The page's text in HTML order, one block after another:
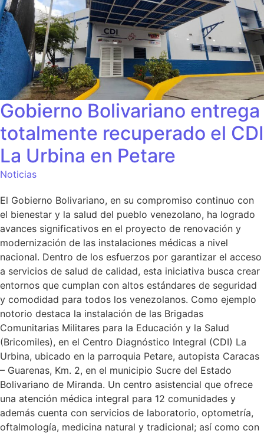
Gobierno Bolivariano entrega
totalmente recuperado el CDI
La Urbina en Petare
Noticias
El Gobierno Bolivariano, en su compromiso continuo con
el bienestar y la salud del pueblo venezolano, ha logrado
avances significativos en el proyecto de renovación y
modernización de las instalaciones médicas a nivel
nacional. Dentro de los esfuerzos por garantizar el acceso
a servicios de salud de calidad, esta iniciativa busca crear
entornos que cumplan con altos estándares de seguridad
y comodidad para todos los venezolanos. Como ejemplo
notorio destaca la instalación de las Brigadas
Comunitarias Militares para la Educación y la Salud
(Bricomiles), en el Centro Diagnóstico Integral (CDI) La
Urbina, ubicado en la parroquia Petare, autopista Caracas
– Guarenas, Km. 2, en el municipio Sucre del Estado
Bolivariano de Miranda. Un centro asistencial que ofrece
una atención médica integral para 12 comunidades y
además cuenta con servicios de laboratorio, optometría,
oftalmología, medicina natural y tradicional; así como con